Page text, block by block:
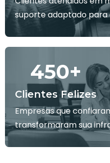
suporte adaptado para
Clientes Felizes
450+
Empresas que
transformaram sua